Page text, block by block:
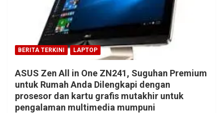
BERITA TERKINI LAPTOP
ASUS Zen All in One ZN241, Suguhan Premium
untuk Rumah Anda Dilengkapi dengan
prosesor dan kartu grafis mutakhir untuk
pengalaman multimedia mumpuni